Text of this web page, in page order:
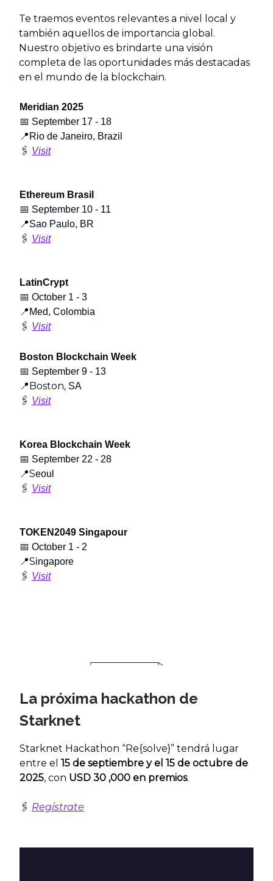
Te traemos eventos relevantes a nivel local y
también aquellos de importancia global.
Nuestro objetivo es brindarte una visión
completa de las oportunidades más destacadas
en el mundo de la blockchain.
Meridian 2025
📅 September 17 - 18
📍 Rio de Janeiro, Brazil
🖇️ Visit
Ethereum Brasil
📅 September 10 - 11
📍Sao Paulo, BR
🖇️ Visit
LatinCrypt
📅 October 1 - 3
📍 Med, Colombia
🖇️ Visit
Boston Blockchain Week
📅 September 9 - 13
📍Boston, SA
🖇️ Visit
Korea Blockchain Week
📅 September 22 - 28
📍Seoul
🖇️ Visit
TOKEN2049 Singapour
📅 October 1 - 2
📍Singapore
🖇️ Visit
La próxima hackathon de
Starknet
Starknet Hackathon “Re{solve}” tendrá lugar
entre el 15 de septiembre y el 15 de octubre de
2025, con USD 30 ,000 en premios.
🖇️ Regístrate